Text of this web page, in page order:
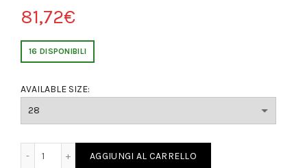
81,72€
16 DISPONIBILI
AVAILABLE SIZE:
AGGIUNGI AL CARRELLO